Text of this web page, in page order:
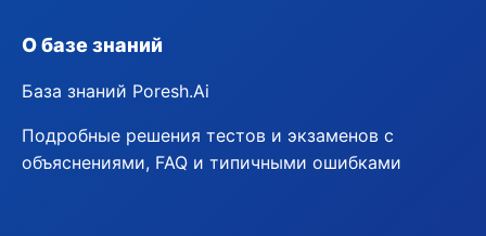
О базе знаний
База знаний Poresh.Ai
Подробные решения тестов и экзаменов с
объяснениями, FAQ и типичными ошибками